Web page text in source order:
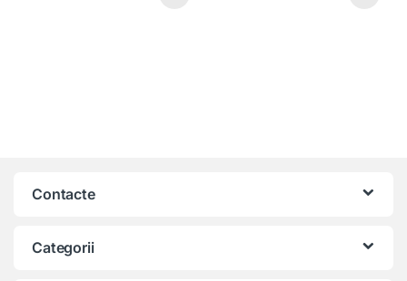
Contacte
Categorii